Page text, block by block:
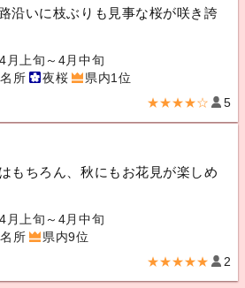
沿いに枝ぶりも見事な桜が咲き誇
4月上旬～4月中旬
名所
夜桜 県内1位
★★★★☆ 5
もちろん、秋にもお花見が楽しめ
4月上旬～4月中旬
名所
県内9位
★★★★★ 2